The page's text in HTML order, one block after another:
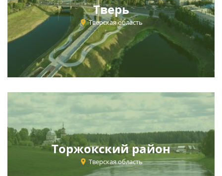
Тверь
Тверская область
Торжокский район
Тверская область